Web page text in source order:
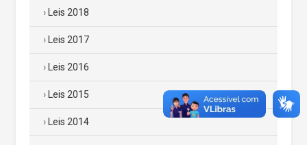
Leis 2018
Leis 2017
Leis 2016
Leis 2015
Leis 2014